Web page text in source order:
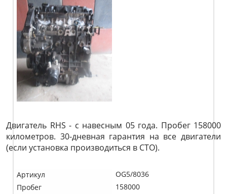
Двигатель RHS - с навесным 05 года. Пробег 158000
километров. 30-дневная гарантия на все двигатели
(если установка производиться в СТО).
Артикул
OG5/8036
Пробег
158000